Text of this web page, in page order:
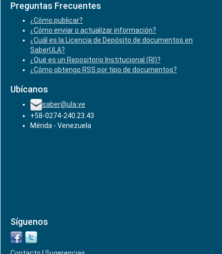
Preguntas Frecuentes
¿Cómo publicar?
¿Cómo enviar o actualizar información?
¿Cuál es la Licencia de Depósito de documentos en
SaberULA?
¿Qué es un Repositorio Institucional (RI)?
¿Cómo obtengo RSS por tipo de documentos?
Ubícanos
saber@ula.ve
+58-0274-240.23.43
Mérida - Venezuela
Síguenos